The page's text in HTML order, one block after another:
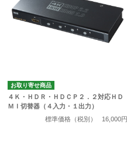
お取り寄せ商品
４Ｋ・ＨＤＲ・ＨＤＣＰ２．２対応ＨＤ
ＭＩ切替器（４入力・１出力）
標準価格（税別）
16,000円